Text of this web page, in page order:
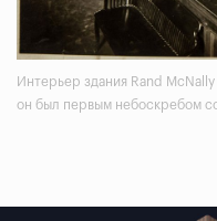
Интерьер здания Rand
он был первым небоскребом